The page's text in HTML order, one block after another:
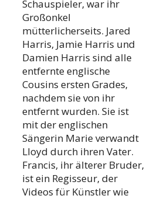
Schauspieler, war ihr
Großonkel
mütterlicherseits. Jared
Harris, Jamie Harris und
Damien Harris sind alle
entfernte englische
Cousins ersten Grades,
nachdem sie von ihr
entfernt wurden. Sie ist
mit der englischen
Sängerin Marie verwandt
Lloyd durch ihren Vater.
Francis, ihr älterer Bruder,
ist ein Regisseur, der
Videos für Künstler wie